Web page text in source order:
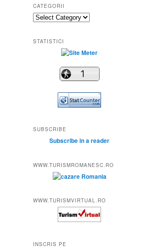
CATEGORII
Categorii
STATISTICI
SUBSCRIBE
Subscribe in a reader
WWW.TURISMROMANESC.RO
WWW.TURISMVIRTUAL.RO
INSCRIS PE